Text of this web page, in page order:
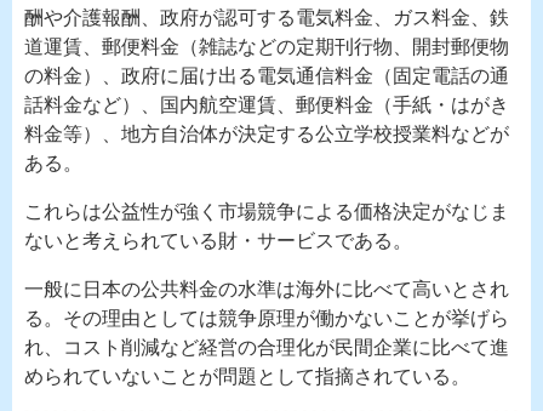
酬や介護報酬、政府が認可する電気料金、ガス料金、鉄
道運賃、郵便料金（雑誌などの定期刊行物、開封郵便物
の料金）、政府に届け出る電気通信料金（固定電話の通
話料金など）、国内航空運賃、郵便料金（手紙・はがき
料金等）、地方自治体が決定する公立学校授業料などが
ある。
これらは公益性が強く市場競争による価格決定がなじま
ないと考えられている財・サービスである。
一般に日本の公共料金の水準は海外に比べて高いとされ
る。その理由としては競争原理が働かないことが挙げら
れ、コスト削減など経営の合理化が民間企業に比べて進
められていないことが問題として指摘されている。